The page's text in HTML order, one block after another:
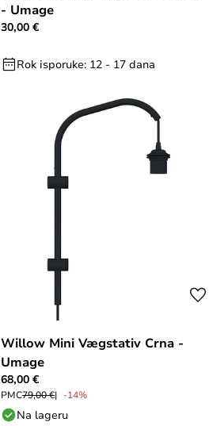
- Umage
30,00 €
Rok isporuke: 12 - 17 dana
Willow Mini Vægstativ Crna -
Umage
68,00 €
PMC79,00 € -14%
Na lageru